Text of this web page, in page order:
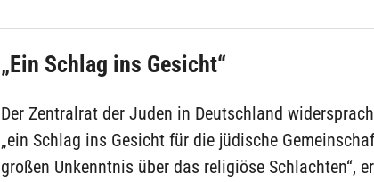
„Ein Schlag ins Gesicht“
Der Zentralrat der Juden in Deutschland
„ein Schlag ins Gesicht für die jüdische
großen Unkenntnis über das religiöse Schlachten“,